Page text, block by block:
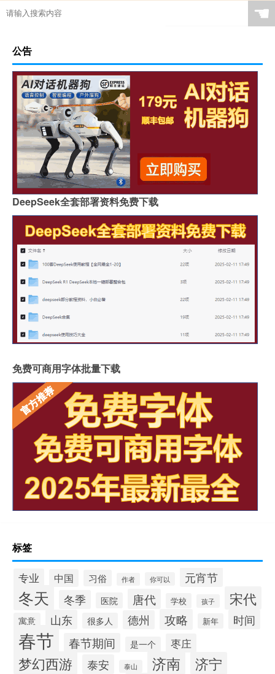
☚
公告
DeepSeek全套部署资料免费下载
免费可商用字体批量下载
标签
专业 中国 习俗 作者 你可以 元宵节
冬天 冬季 医院 唐代 学校 孩子 宋代
寓意 山东 很多人 德州 攻略 新年 时间
春节 春节期间 是一个 枣庄
梦幻西游 泰安 泰山 济南 济宁